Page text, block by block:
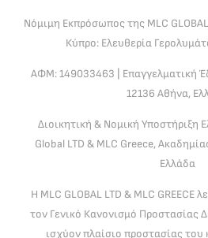
Νόμιμη Εκπρόσωπος της MLC
Κύπρο: Ελευθερία
ΑΦΜ: 149033463 | Επαγγελματική
12136 Αθήνα,
Διοικητική & Νομική Υποστήριξη
Global LTD & MLC Greece,
Ελλάδα
Η MLC GLOBAL LTD & MLC
τον Γενικό Κανονισμό Προστασίας
ισχύον πλαίσιο προστασίας